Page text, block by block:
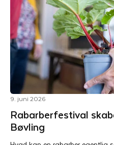
Rabarberfestival
Bøvling
9. juni 2026